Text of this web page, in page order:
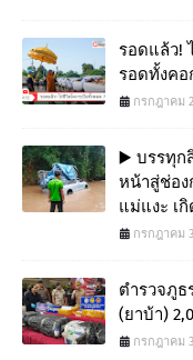
รอดแล้ว!
รอดทั้งคอ
กรกฎาคม
▶️ บรรทุก
หน้าสู่ช่อง
แม่แงะ เ
กรกฎาคม
ตำรวจภูธ
(ยาบ้า)
กรกฎาคม